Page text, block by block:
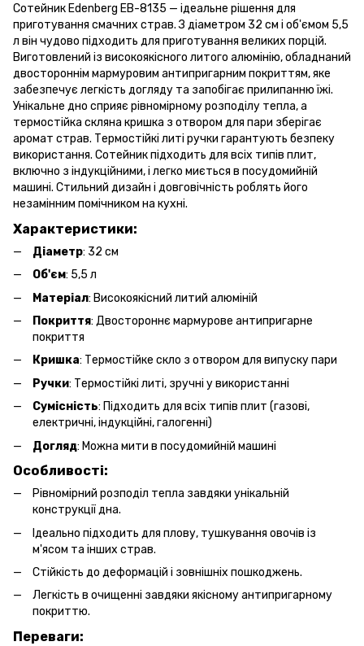
Сотейник Edenberg EB-8135 — ідеальне рішення для
приготування смачних страв. З діаметром 32 см і об'ємом 5,5
л він чудово підходить для приготування великих порцій.
Виготовлений із високоякісного литого алюмінію, обладнаний
двостороннім мармуровим антипригарним покриттям, яке
забезпечує легкість догляду та запобігає прилипанню їжі.
Унікальне дно сприяє рівномірному розподілу тепла, а
термостійка скляна кришка з отвором для пари зберігає
аромат страв. Термостійкі литі ручки гарантують безпеку
використання. Сотейник підходить для всіх типів плит,
включно з індукційними, і легко миється в посудомийній
машині. Стильний дизайн і довговічність роблять його
незамінним помічником на кухні.
Характеристики:
Діаметр: 32 см
Об'єм: 5,5 л
Матеріал: Високоякісний литий алюміній
Покриття: Двостороннє мармурове антипригарне
покриття
Кришка: Термостійке скло з отвором для випуску пари
Ручки: Термостійкі литі, зручні у використанні
Сумісність: Підходить для всіх типів плит (газові,
електричні, індукційні, галогенні)
Догляд: Можна мити в посудомийній машині
Особливості:
Рівномірний розподіл тепла завдяки унікальній
конструкції дна.
Ідеально підходить для плову, тушкування овочів із
м'ясом та інших страв.
Стійкість до деформацій і зовнішніх пошкоджень.
Легкість в очищенні завдяки якісному антипригарному
покриттю.
Переваги: